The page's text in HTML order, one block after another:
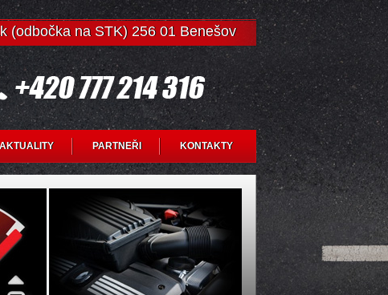
(odbočka na STK) 256 01 Benešov
AKTUALITY PARTNEŘI KONTAKTY